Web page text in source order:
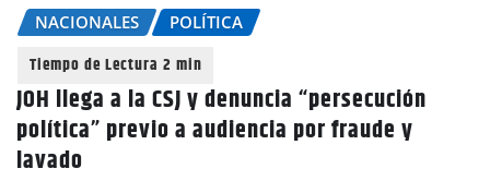
NACIONALES POLÍTICA
JOH llega a la CSJ y denuncia “persecución
política” previo a audiencia por fraude y
lavado